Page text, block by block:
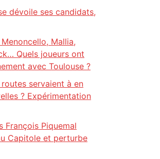
dévoile ses candidats,
Mallia,
Quels joueurs ont
avec Toulouse ?
servaient à en
? Expérimentation
François Piquemal
Capitole et perturbe